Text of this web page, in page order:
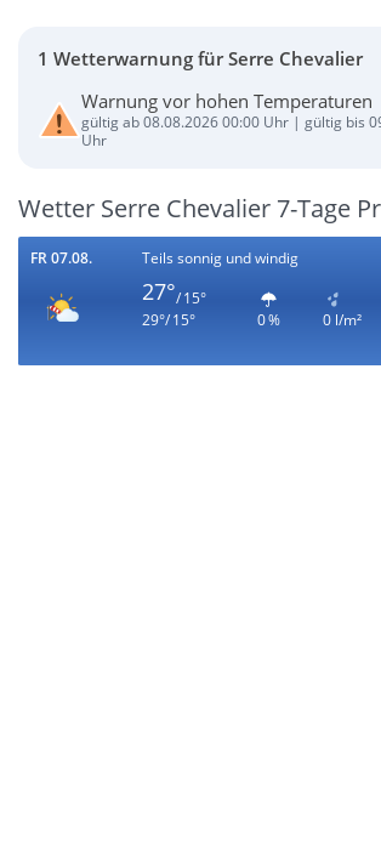
1 Wetterwarnung für Serre Chevalier
Warnung vor hohen Temperaturen
gültig ab 08.08.2026 00:00 Uhr | gültig bis
Uhr
Wetter Serre Chevalier 7-Tage
FR 07.08. Teils sonnig und windig
27°/ 15°
29°/ 15°
0 % 0 l/m²